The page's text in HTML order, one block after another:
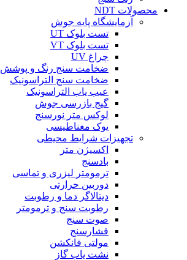
محصولات NDT
آزمایشگاه پایه جوش
تست بلوک UT
تست بلوک VT
چراغ UV
ضخامت سنج رنگ و پوشش
ضخامت سنج التراسونیک
عیب یاب التراسونیک
گیج بازرسی جوش
لوکس متر نورسنج
یوک مغناطیسی
تجهیزات شرایط محیطی
اکسیژن متر
بادسنج
ترمومتر لیزری و تماسی
دوربین حرارتی
دیتالاگر دما و رطوبت
رطوبت سنج و ترمومتر
صوت سنج
فشارسنج
مولتی فانکشن
نشت یاب گاز